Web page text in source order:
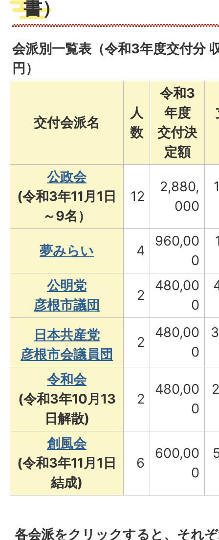
書）
会派別一覧表（令和3年度交付分
円）
交付会派名
人
数
令和3
年度
交付決
定額
公政会
(令和3年11月1日
～9名）
12
2,880,
000
夢みらい 4
960,00
0
公明党
彦根市議団
2
480,00
0
日本共産党
彦根市会議員団
2
480,00
0
令和会
(令和3年10月13
日解散)
2
480,00
0
創風会
(令和3年11月1日
結成)
6
600,00
0
各会派をクリックすると、それ